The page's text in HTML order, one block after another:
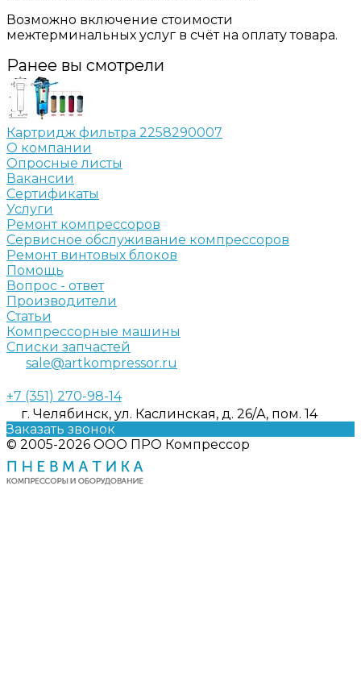
Возможно включение стоимости
межтерминальных услуг в счёт на оплату товара.
Ранее вы смотрели
Картридж фильтра 2258290007
О компании
Опросные листы
Вакансии
Сертификаты
Услуги
Ремонт компрессоров
Сервисное обслуживание компрессоров
Ремонт винтовых блоков
Помощь
Вопрос - ответ
Производители
Статьи
Компрессорные машины
Списки запчастей
sale@artkompressor.ru
+7 (351) 270-98-14
г. Челябинск, ул. Каслинская, д. 26/А, пом. 14
Заказать звонок
© 2005-2026 ООО ПРО Компрессор